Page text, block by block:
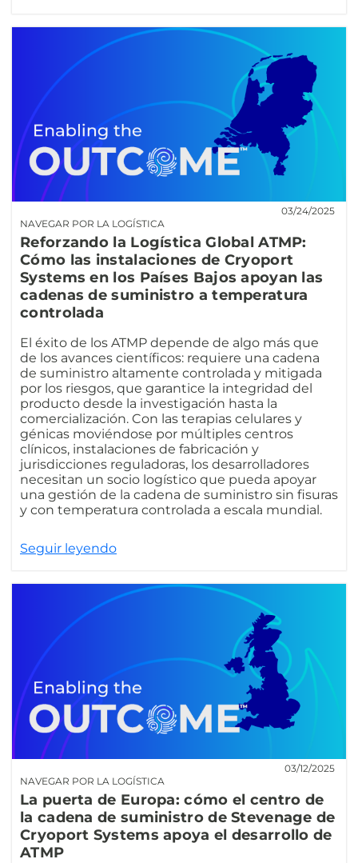
NAVEGAR POR LA LOGÍSTICA
03/24/2025
Reforzando la Logística Global ATMP:
Cómo las instalaciones de Cryoport
Systems en los Países Bajos apoyan las
cadenas de suministro a temperatura
controlada
El éxito de los ATMP depende de algo más que
de los avances científicos: requiere una cadena
de suministro altamente controlada y mitigada
por los riesgos, que garantice la integridad del
producto desde la investigación hasta la
comercialización. Con las terapias celulares y
génicas moviéndose por múltiples centros
clínicos, instalaciones de fabricación y
jurisdicciones reguladoras, los desarrolladores
necesitan un socio logístico que pueda apoyar
una gestión de la cadena de suministro sin fisuras
y con temperatura controlada a escala mundial.
Seguir leyendo
NAVEGAR POR LA LOGÍSTICA
03/12/2025
La puerta de Europa: cómo el centro de
la cadena de suministro de Stevenage de
Cryoport Systems apoya el desarrollo de
ATMP